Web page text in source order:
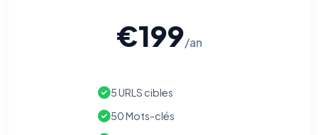
€199/an
5 URLS cibles
50 Mots-clés